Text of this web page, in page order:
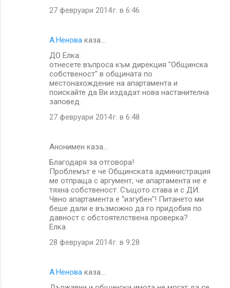
27 февруари 2014 г. в 6:46
A.Ненова каза…
ДО Елка:
отнесете въпроса към дирекция "Общинска
собственост" в общината по
местонахождение на апартамента и
поискайте да Ви издадат нова настанителна
заповед.
27 февруари 2014 г. в 6:48
Анонимен каза…
Благодаря за отговора!
Проблемът е че Общинската администрация
ме отпраща с аргумент, че апартамента не е
тяхна собственост. Същото става и с ДИ.
Чвно апартамента е "изгубен"! Питането ми
беше дали е възможно да го придобия по
давност с обстоятелствена проверка?
Елка
28 февруари 2014 г. в 9:28
A.Ненова каза…